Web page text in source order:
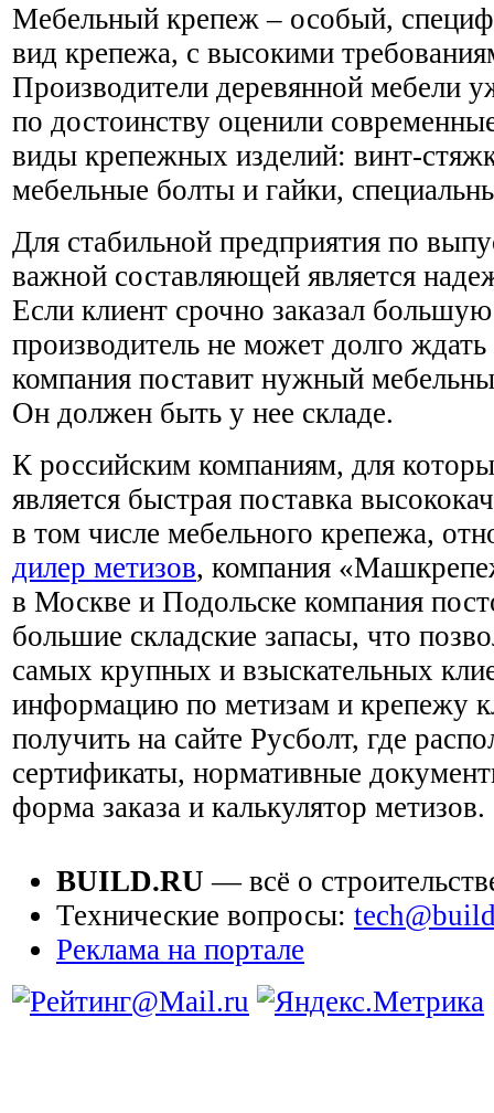
Мебельный крепеж – особый,
вид крепежа, с высокими
Производители деревянной мебели
по достоинству оценили
виды крепежных изделий: винт-
мебельные болты и гайки,
Для стабильной предприятия по
важной составляющей является
Если клиент срочно заказал
производитель не может долго
компания поставит нужный
Он должен быть у нее складе.
К российским компаниям, для
является быстрая поставка
в том числе мебельного крепежа,
дилер метизов, компания
в Москве и Подольске компания
большие складские запасы, что
самых крупных и взыскательных
информацию по метизам и крепежу
получить на сайте Русболт, где
сертификаты, нормативные
форма заказа и калькулятор метизов.
BUILD.RU — всё о
Технические вопросы:
Реклама на портале